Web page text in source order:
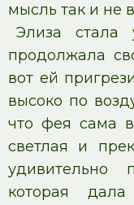
мысль так и не
Элиза стала
продолжала
вот ей
высоко по
что фея сама
светлая и
удивительно
которая